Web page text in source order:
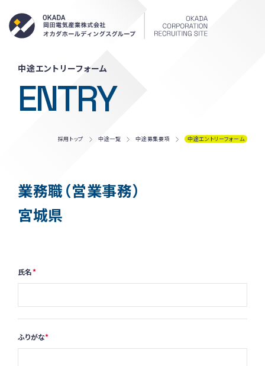
中途エントリーフォーム
ENTRY
採用トップ 中途一覧 中途募集要項 中途エントリーフォーム
業務職（営業事務）
宮城県
氏名
ふりがな